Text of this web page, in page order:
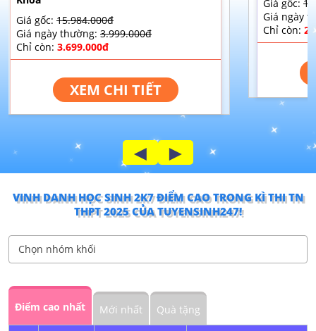
[S+] - TOÁN HÌNH CHO HỌC SINH
NÂNG CAO 9+ NĂM 2025 - THẦY
[S3] - LUYỆN ĐỀ THAM KHẢO TN
THPT & ĐH TOÁN 2024 - CÓ VIDEO
CHỮA - THẦY NGUYỄN CÔNG
[S+] - TỔNG ÔN THI TN THPT & ĐH
MÔN TOÁN NĂM 2025 - THẦY
NGUYỄN CÔNG CHÍNH
NGUYÊN
[S+] - KỸ NĂNG CASIO – FX580VNX
DIỆT NHANH TRẮC NGHIỆM THI
Giá gốc: 15.984.000đ
Giá ngày thường: 3.999.000đ
Chỉ còn: 3.699.000đ
XEM CHI TIẾT
Giá gốc:
Giá ngày
Chỉ còn:
◄ ►
VINH DANH HỌC SINH 2K7 ĐIỂM CAO TRONG KÌ THI TN
THPT 2025 CỦA TUYENSINH247!
Chọn nhóm khối
Điểm cao nhất Mới nhất Quà tặng